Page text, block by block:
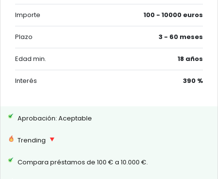
Importe 100 - 10000 euros
Plazo 3 - 60 meses
Edad min. 18 años
Interés 390 %
Aprobación: Aceptable
Trending
Compara préstamos de 100 € a 10.000 €.